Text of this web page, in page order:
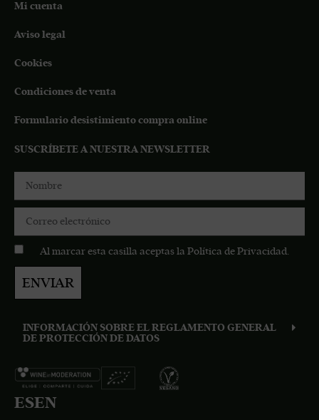
Mi cuenta
Aviso legal
Cookies
Condiciones de venta
Formulario desistimiento compra online
SUSCRÍBETE A NUESTRA NEWSLETTER
Al marcar esta casilla aceptas la Política de Privacidad.
ENVIAR
INFORMACIÓN SOBRE EL REGLAMENTO GENERAL
DE PROTECCIÓN DE DATOS
ESEN